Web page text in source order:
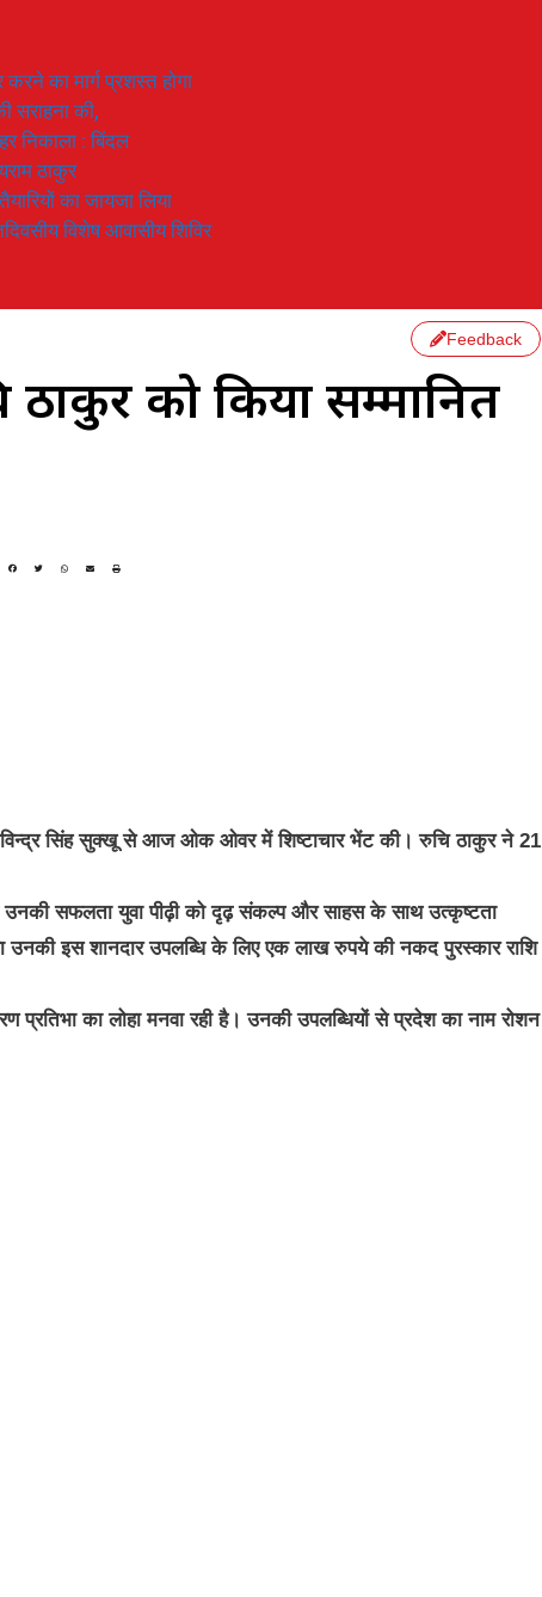
का मार्ग प्रशस्त होगा
सराहना की,
निकाला : बिंदल
ठाकुर
का जायजा लिया
विशेष आवासीय शिविर
Feedback
ठाकुर को किया सम्मानित
सिंह सुक्खू से आज ओक ओवर में शिष्टाचार भेंट की। रुचि ठाकुर ने 21
सफलता युवा पीढ़ी को दृढ़ संकल्प और साहस के साथ उत्कृष्टता
उनकी इस शानदार उपलब्धि के लिए एक लाख रुपये की नकद पुरस्कार राशि
प्रतिभा का लोहा मनवा रही है। उनकी उपलब्धियों से प्रदेश का नाम रोशन